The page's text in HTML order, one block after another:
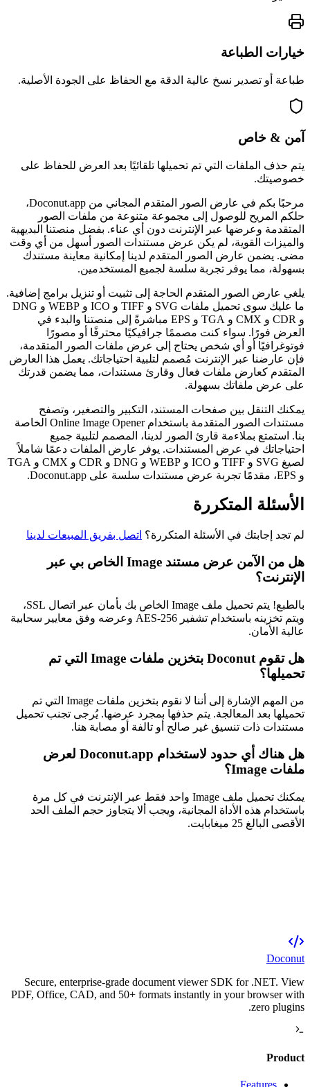
خيارات الطباعة
طباعة أو تصدير نسخ عالية الدقة مع الحفاظ على الجودة الأصلية.
آمن & خاص
يتم حذف الملفات التي تم تحميلها تلقائيًا بعد العرض للحفاظ على
خصوصيتك.
مرحبًا بكم في عارض الصور المتقدم المجاني من Doconut.app،
حلكم المريح للوصول إلى مجموعة متنوعة من ملفات الصور
المتقدمة وعرضها عبر الإنترنت دون أي عناء. بفضل منصتنا البديهية
والميزات القوية، لم يكن عرض مستندات الصور أسهل من أي وقت
مضى. يضمن عارض الصور المتقدم لدينا إمكانية معاينة مستندك
بسهولة، مما يوفر تجربة سلسة لجميع المستخدمين.
يلغي عارض الصور المتقدم الحاجة إلى تثبيت أو تنزيل برامج إضافية.
ما عليك سوى تحميل ملفات SVG و TIFF و ICO و WEBP و DNG
و CDR و CMX و TGA و EPS مباشرةً إلى منصتنا والبدء في
العرض فورًا. سواء كنت مصممًا جرافيكيًا محترفًا أو مصورًا
فوتوغرافيًا أو أي شخص يحتاج إلى عرض ملفات الصور المتقدمة،
فإن عارضنا عبر الإنترنت مُصمم لتلبية احتياجاتك. يعمل هذا العارض
المتقدم كعارض ملفات فعال وقارئ مستندات، مما يضمن قدرتك
على عرض ملفاتك بسهولة.
يمكنك التنقل بين صفحات المستند، التكبير والتصغير، وتصفح
مستندات الصور المتقدمة باستخدام Online Image Opener الخاصة
بنا. استمتع بملاءمة قارئ الصور لدينا، المصمم لتلبية جميع
احتياجاتك في عرض المستندات. يوفر عارض الملفات دعمًا شاملاً
لصيغ SVG و TIFF و ICO و WEBP و DNG و CDR و CMX و TGA
و EPS، مقدمًا تجربة عرض مستندات سلسة على Doconut.app.
الأسئلة المتكررة
لم تجد إجابتك في الأسئلة المتكررة؟ اتصل بفريق المبيعات لدينا
هل من الآمن عرض مستند Image الخاص بي عبر
الإنترنت؟
بالطبع! يتم تحميل ملف Image الخاص بك بأمان عبر اتصال SSL،
ويتم تخزينه باستخدام تشفير AES-256 وعرضه وفق معايير سحابية
عالية الأمان.
هل تقوم Doconut بتخزين ملفات Image التي تم
تحميلها؟
من المهم الإشارة إلى أننا لا نقوم بتخزين ملفات Image التي تم
تحميلها بعد المعالجة. يتم حذفها بمجرد عرضها. يُرجى تجنب تحميل
مستندات ذات تنسيق غير صالح أو تالفة أو مصابة هنا.
هل هناك أي حدود لاستخدام Doconut.app لعرض
ملفات Image؟
يمكنك تحميل ملف Image واحد فقط عبر الإنترنت في كل مرة
باستخدام هذه الأداة المجانية، ويجب ألا يتجاوز حجم الملف الحد
الأقصى البالغ 25 ميغابايت.
Doconut
Secure, enterprise-grade document viewer SDK for .NET. View
PDF, Office, CAD, and 50+ formats instantly in your browser with
zero plugins.
Product
Features